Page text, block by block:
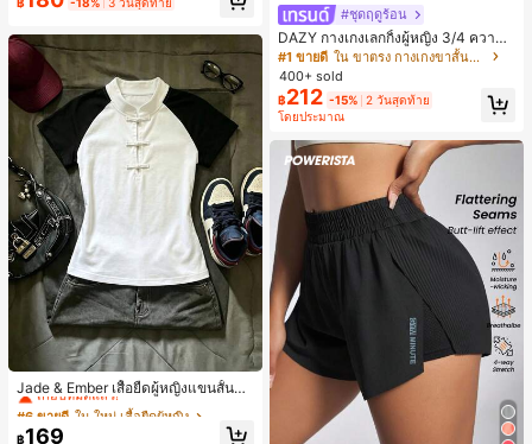
ขวัญฮาโลวีน ของขวัญคริสต์มาส ของข
วัญปาร์ตี้ สกวิชชี่ ของเล่นสกวิชชี่ ของเ
ล่นคลายเครียดสกวิชชี่ สกวิชชี่เกี๊ยว ขอ
งเล่นสำหรับผู้ใหญ่ ผู้หญิง สกวิชชี่กรอบ
สกวิชชี่เนยกรอบ บีบ ลูกบอลสลัชชี่
Jade & Ember เสื้อยืดผู้หญิงแขนสั้นสีตั
ดกันแบบแร็กแลน ดีไซน์กระดุมกบ สำห
รับฤดูร้อน
#6 ขายดี ใน ใหม่ เสื้อยืดผู้หญิง
เกือบหมดแล้ว!
#6 ขายดี ใน ใหม่ เสื้อยืดผู้หญิง
เกือบหมดแล้ว!
#6 ขายดี ใน ใหม่ เสื้อยืดผู้หญิง
เกือบหมดแล้ว!
฿169
#ชุดฤดูร้อน
DAZY กางเกงเลกกิ้งผู้หญิง 3/4 ความย
าวขา ทรงเข้ารูป แต่งลูกไม้แบบปะติด
ลำลอง สำหรับวันหยุดฤดูร้อน
#1 ขายดี
ใน ขาตรง กางเกงขาสั้นผู้หญิง
400+ sold
฿212 -15% 2 วันสุดท้าย
โดยประมาณ